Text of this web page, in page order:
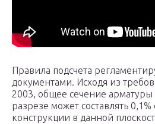
Правила подсчета
документами. Исходя из
2003, общее сечение
разрезе может составлять
конструкции в данной